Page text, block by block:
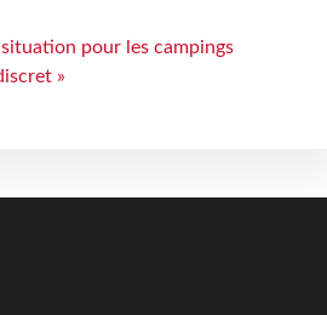
pour les campings
»